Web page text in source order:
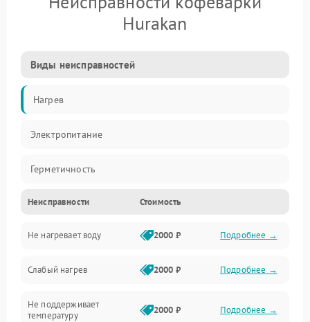
Hurakan
Виды неисправностей
Нагрев
Электропитание
Герметичность
Неисправности Стоимость
Не нагревает воду 2000 ₽ Подробнее →
Слабый нагрев 2000 ₽ Подробнее →
Не поддерживает
температуру
2000 ₽ Подробнее →